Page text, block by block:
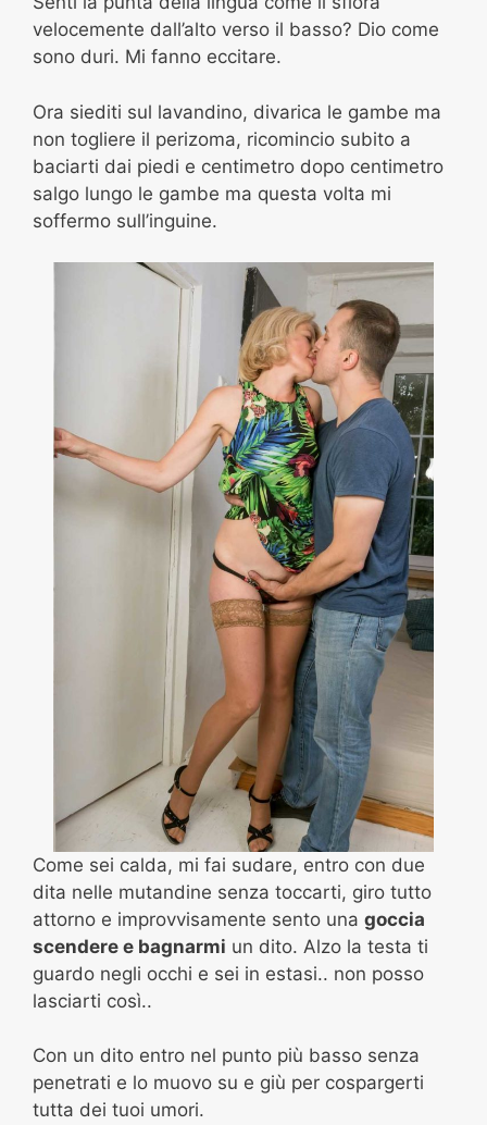
velocemente dall’alto verso il basso? Dio come
sono duri. Mi fanno eccitare.
Ora siediti sul lavandino, divarica le gambe ma
non togliere il perizoma, ricomincio subito a
baciarti dai piedi e centimetro dopo centimetro
salgo lungo le gambe ma questa volta mi
soffermo sull’inguine.
Come sei calda, mi fai sudare, entro con due
dita nelle mutandine senza toccarti, giro tutto
attorno e improvvisamente sento una goccia
scendere e bagnarmi un dito. Alzo la testa ti
guardo negli occhi e sei in estasi.. non posso
lasciarti così..
Con un dito entro nel punto più basso senza
penetrati e lo muovo su e giù per cospargerti
tutta dei tuoi umori.